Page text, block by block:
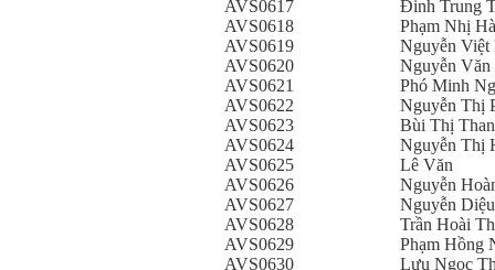
AVS0617
Đinh Trung
AVS0618
Phạm Nhị Hà
AVS0619
Nguyễn Việt
AVS0620
Nguyễn Văn
AVS0621
Phó Minh
AVS0622
Nguyễn Thị
AVS0623
Bùi Thị
AVS0624
Nguyễn Thị
AVS0625
Lê Văn
AVS0626
Nguyễn
AVS0627
Nguyễn
AVS0628
Trần Hoài
AVS0629
Phạm Hồng
AVS0630
Lưu Ngọc